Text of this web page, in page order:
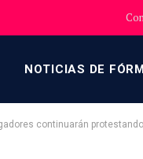
NOTICIAS DE
continuarán